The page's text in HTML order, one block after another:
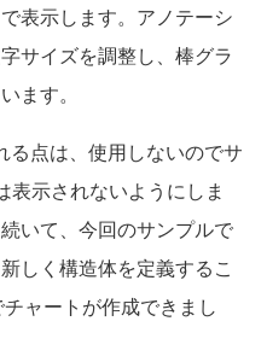
表示します。アノテーシ
サイズを調整し、棒グラ
ます。
点は、使用しないのでサ
表示されないようにしま
いて、今回のサンプルで
しく構造体を定義するこ
ャートが作成できまし